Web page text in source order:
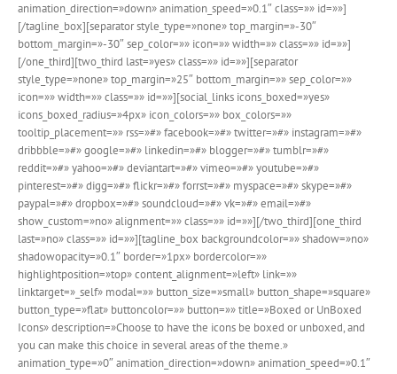
animation_direction=»down» animation_speed=»0.1″ class=»» id=»»]
[/tagline_box][separator style_type=»none» top_margin=»-30″
bottom_margin=»-30″ sep_color=»» icon=»» width=»» class=»» id=»»]
[/one_third][two_third last=»yes» class=»» id=»»][separator
style_type=»none» top_margin=»25″ bottom_margin=»» sep_color=»»
icon=»» width=»» class=»» id=»»][social_links icons_boxed=»yes»
icons_boxed_radius=»4px» icon_colors=»» box_colors=»»
tooltip_placement=»» rss=»#» facebook=»#» twitter=»#» instagram=»#»
dribbble=»#» google=»#» linkedin=»#» blogger=»#» tumblr=»#»
reddit=»#» yahoo=»#» deviantart=»#» vimeo=»#» youtube=»#»
pinterest=»#» digg=»#» flickr=»#» forrst=»#» myspace=»#» skype=»#»
paypal=»#» dropbox=»#» soundcloud=»#» vk=»#» email=»#»
show_custom=»no» alignment=»» class=»» id=»»][/two_third][one_third
last=»no» class=»» id=»»][tagline_box backgroundcolor=»» shadow=»no»
shadowopacity=»0.1″ border=»1px» bordercolor=»»
highlightposition=»top» content_alignment=»left» link=»»
linktarget=»_self» modal=»» button_size=»small» button_shape=»square»
button_type=»flat» buttoncolor=»» button=»» title=»Boxed or UnBoxed
Icons» description=»Choose to have the icons be boxed or unboxed, and
you can make this choice in several areas of the theme.»
animation_type=»0″ animation_direction=»down» animation_speed=»0.1″